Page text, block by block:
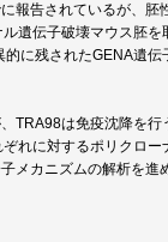
報告されているが、
遺伝子破壊マウス胚
に残されたGENA遺
TRA98は免疫沈降を
れに対するポリクロ
メカニズムの解析を進